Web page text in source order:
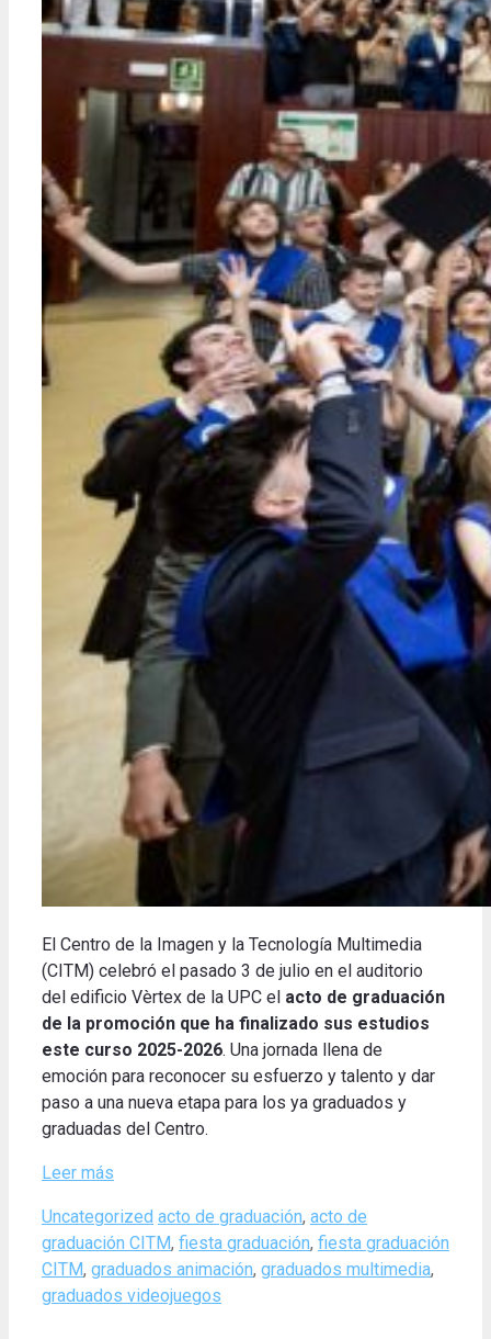
El Centro de la Imagen y la Tecnología Multimedia
(CITM) celebró el pasado 3 de julio en el auditorio
del edificio Vèrtex de la UPC el acto de graduación
de la promoción que ha finalizado sus estudios
este curso 2025-2026. Una jornada llena de
emoción para reconocer su esfuerzo y talento y dar
paso a una nueva etapa para los ya graduados y
graduadas del Centro.
Leer más
Categories
Uncategorized Tags
acto de graduación, acto de
graduación CITM, fiesta graduación, fiesta graduación
CITM, graduados animación, graduados multimedia,
graduados videojuegos